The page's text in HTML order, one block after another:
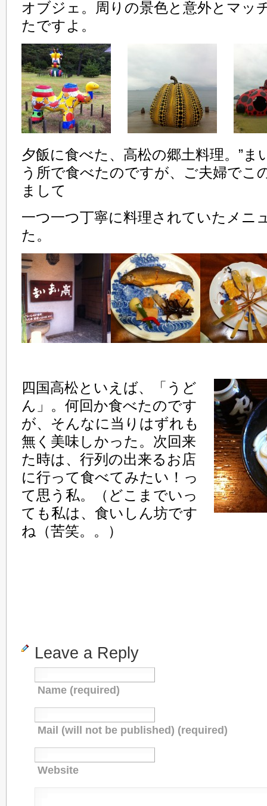
オブジェ。周りの景色と意外とマッ
たですよ。
夕飯に食べた、高松の郷土料理。”ま
う所で食べたのですが、ご夫婦でこ
まして
一つ一つ丁寧に料理されていたメニ
た。
四国高松といえば、「うど
ん」。何回か食べたのです
が、そんなに当りはずれも
無く美味しかった。次回来
た時は、行列の出来るお店
に行って食べてみたい！っ
て思う私。（どこまでいっ
ても私は、食いしん坊です
ね（苦笑。。）
Leave a Reply
Name (required)
Mail (will not be published) (required)
Website